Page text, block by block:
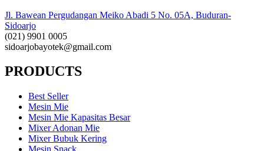
Jl. Bawean Pergudangan Meiko Abadi 5 No. 05A, Buduran-
Sidoarjo
(021) 9901 0005
sidoarjobayotek@gmail.com
PRODUCTS
Best Seller
Mesin Mie
Mesin Mie Kapasitas Besar
Mixer Adonan Mie
Mixer Bubuk Kering